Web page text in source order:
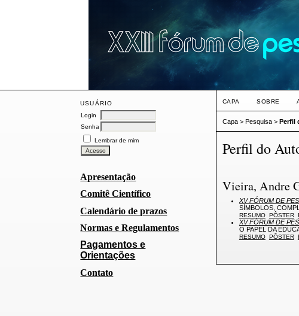
USUÁRIO
Login
Senha
Lembrar de mim
Apresentação
Comitê Científico
Calendário de prazos
Normas e Regulamentos
Pagamentos e
Orientações
Contato
CAPA SOBRE
Capa> Pesquisa> Perfil
Perfil do
Vieira, Andre
XV FÓRUM DE
SÍMBOLOS,
RESUMO PÔSTER
XV FÓRUM DE
O PAPEL DA
RESUMO PÔSTER